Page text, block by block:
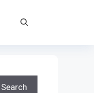
Search